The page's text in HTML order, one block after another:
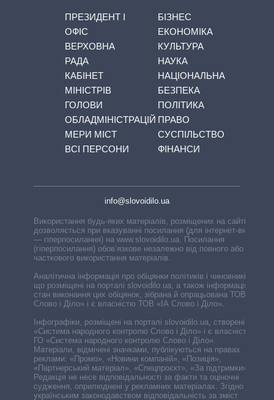
ПРЕЗИДЕНТ І
ОФІС
ВЕРХОВНА
РАДА
КАБІНЕТ
МІНІСТРІВ
ГОЛОВИ
ОБЛАДМІНІСТРАЦІЙ
МЕРИ МІСТ
ВСІ ПЕРСОНИ
БІЗНЕС
ЕКОНОМІКА
КУЛЬТУРА
НАУКА
НАЦІОНАЛЬНА
БЕЗПЕКА
ПОЛІТИКА
ПРАВО
СУСПІЛЬСТВО
ФІНАНСИ
info@slovoidilo.ua
Використання будь-яких матеріалів, розміщених на сайті,
дозволяється при вказуванні посилання (для інтернет-видань
— гіперпосилання) на www.slovoidilo.ua. Посилання
(гіперпосилання) обов’язкове незалежно від повного або
часткового використання матеріалів.
Аналітична інформація про обіцянки політиків і чиновників,
що розміщені на порталі slovoidilo.ua, а також інформація про
стан виконання цих обіцянок, зібрана й опрацьована ТОВ «ІА
Слово і Діло» і є власністю ТОВ «ІА Слово і Діло».
Інфографіки, розміщені на порталі slovoidilo.ua, створені ГО
«Система народного контролю Слово і Діло» і є власністю
ГО «Система народного контролю Слово і Діло».
Матеріали, відмічені значками, публікуються на правах
реклами: «Промо», «Новини компаній», «Позиція»,
«Партнерський матеріал», «Спецпроєкт», «За підтримки».
Редакція не несе відповідальності за факти та оціночні
судження, оприлюднені у рекламних матеріалах. Згідно з
українським законодавством відповідальність за зміст